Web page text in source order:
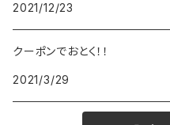
CLUSE
TOMMY HILFIGER
DIESEL
POLO RALPH LAUREN
INCASE
CASIO
2021/12/23
クーポンでおとく！！
2021/3/29